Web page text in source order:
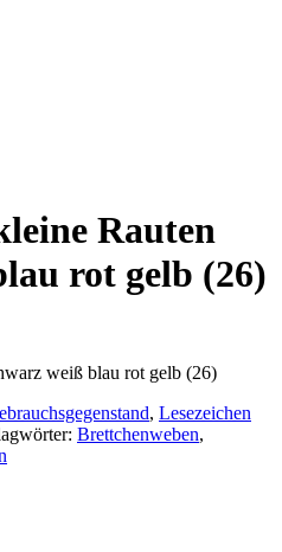
Rauten
rot gelb (26)
weiß blau rot gelb (26)
, Lesezeichen
Brettchenweben,